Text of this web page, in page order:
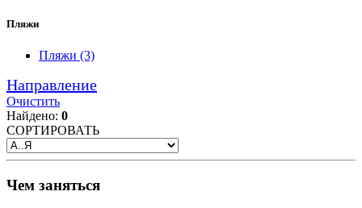
Пляжи
Пляжи (3)
Направление
Очистить
Найдено: 0
СОРТИРОВАТЬ
Чем заняться